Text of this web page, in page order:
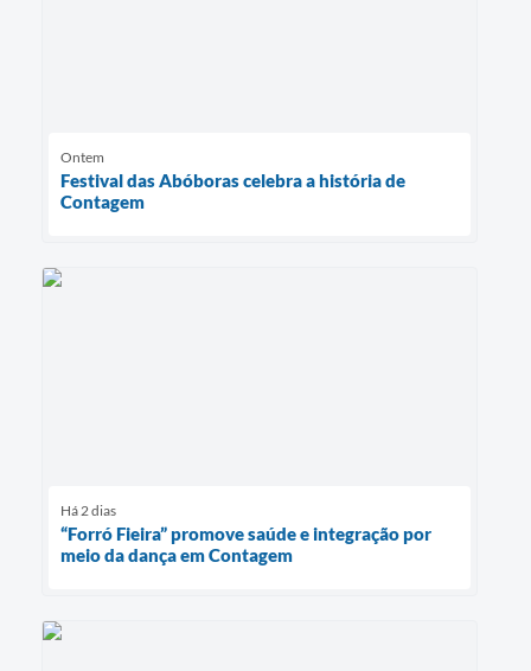
Ontem
Festival das Abóboras celebra a história de
Contagem
Há 2 dias
“Forró Fieira” promove saúde e integração por
meio da dança em Contagem